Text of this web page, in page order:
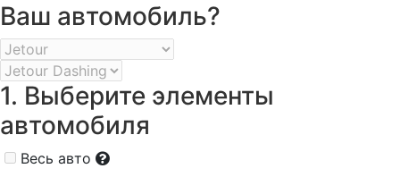
Ваш автомобиль?
1. Выберите элементы
автомобиля
Весь авто